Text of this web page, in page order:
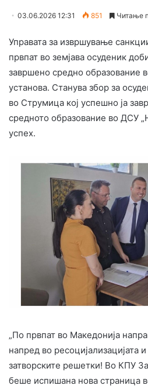
03.06.2026 12:31 851 Читање
Управата за извршување
првпат во земјава осуденик
завршено средно образование
установа. Станува збор за
во Струмица кој успешно ја
средното образование во ДСУ
успех.
„По првпат во Македонија
напред во ресоцијализацијата
затворските решетки! Во КПУ
беше испишана нова страница